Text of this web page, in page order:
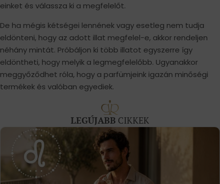
einket és válassza ki a megfelelőt.
De ha mégis kétségei lennének vagy esetleg nem tudja
eldönteni, hogy az adott illat megfelel-e, akkor rendeljen
néhány mintát. Próbáljon ki több illatot egyszerre így
eldöntheti, hogy melyik a legmegfelelőbb. Ugyanakkor
meggyőződhet róla, hogy a parfümjeink igazán minőségi
termékek és valóban egyediek.
LEGÚJABB CIKKEK